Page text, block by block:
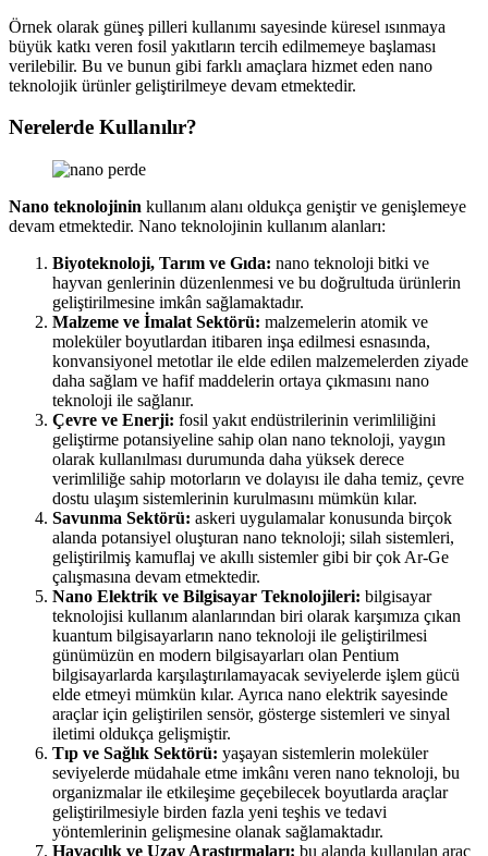
Örnek olarak güneş pilleri kullanımı sayesinde küresel ısınmaya
büyük katkı veren fosil yakıtların tercih edilmemeye başlaması
verilebilir. Bu ve bunun gibi farklı amaçlara hizmet eden nano
teknolojik ürünler geliştirilmeye devam etmektedir.
Nerelerde Kullanılır?
Nano teknolojinin kullanım alanı oldukça geniştir ve genişlemeye
devam etmektedir. Nano teknolojinin kullanım alanları:
Biyoteknoloji, Tarım ve Gıda: nano teknoloji bitki ve
hayvan genlerinin düzenlenmesi ve bu doğrultuda ürünlerin
geliştirilmesine imkân sağlamaktadır.
Malzeme ve İmalat Sektörü: malzemelerin atomik ve
moleküler boyutlardan itibaren inşa edilmesi esnasında,
konvansiyonel metotlar ile elde edilen malzemelerden ziyade
daha sağlam ve hafif maddelerin ortaya çıkmasını nano
teknoloji ile sağlanır.
Çevre ve Enerji: fosil yakıt endüstrilerinin verimliliğini
geliştirme potansiyeline sahip olan nano teknoloji, yaygın
olarak kullanılması durumunda daha yüksek derece
verimliliğe sahip motorların ve dolayısı ile daha temiz, çevre
dostu ulaşım sistemlerinin kurulmasını mümkün kılar.
Savunma Sektörü: askeri uygulamalar konusunda birçok
alanda potansiyel oluşturan nano teknoloji; silah sistemleri,
geliştirilmiş kamuflaj ve akıllı sistemler gibi bir çok Ar-Ge
çalışmasına devam etmektedir.
Nano Elektrik ve Bilgisayar Teknolojileri: bilgisayar
teknolojisi kullanım alanlarından biri olarak karşımıza çıkan
kuantum bilgisayarların nano teknoloji ile geliştirilmesi
günümüzün en modern bilgisayarları olan Pentium
bilgisayarlarda karşılaştırılamayacak seviyelerde işlem gücü
elde etmeyi mümkün kılar. Ayrıca nano elektrik sayesinde
araçlar için geliştirilen sensör, gösterge sistemleri ve sinyal
iletimi oldukça gelişmiştir.
Tıp ve Sağlık Sektörü: yaşayan sistemlerin moleküler
seviyelerde müdahale etme imkânı veren nano teknoloji, bu
organizmalar ile etkileşime geçebilecek boyutlarda araçlar
geliştirilmesiyle birden fazla yeni teşhis ve tedavi
yöntemlerinin gelişmesine olanak sağlamaktadır.
Havacılık ve Uzay Araştırmaları: bu alanda kullanılan araç